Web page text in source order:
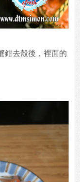
鉗去殼後，裡面的